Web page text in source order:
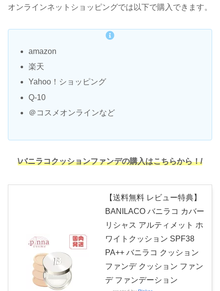
オンラインネットショッピングでは以下で購入できます。
amazon
楽天
Yahoo！ショッピング
Q-10
＠コスメオンラインなど
\バニラコクッションファンデの購入はこちらから！/
【送料無料 レビュー特典】
BANILACO バニラコ カバー
リシャス アルティメット ホ
ワイトクッション SPF38
PA++ バニラコ クッション
ファンデ クッション ファン
デ ファンデーション